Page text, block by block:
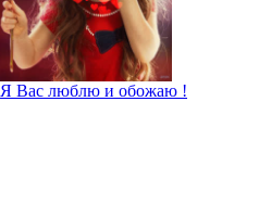
Я Вас люблю и обожаю !